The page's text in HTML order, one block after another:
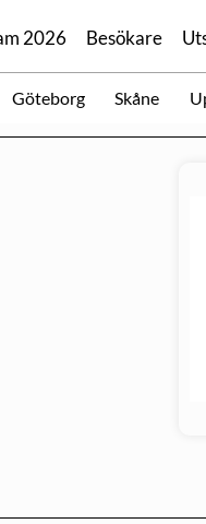
2026 Besökare
Göteborg Skåne